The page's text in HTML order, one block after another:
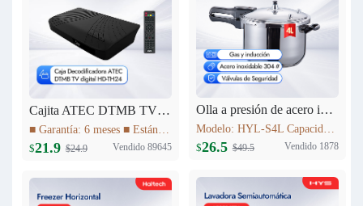
Cajita ATEC DTMB TV digital HD-TH24
$21.9 $24.9 Vendido 89645
Olla a presión de acero inoxidable 4L Haitech HYL-S4L
Modelo: HYL-S4L Capacidad: 4L Diámetro del producto (milímetro): 20cm Altura del producto (milímetro): 137mm Materiales: acero inoxidable 304 # Utilizables tanto para Cocinas a Gas como para Cocinas de Inducción
$26.5 $49.5 Vendido 1878